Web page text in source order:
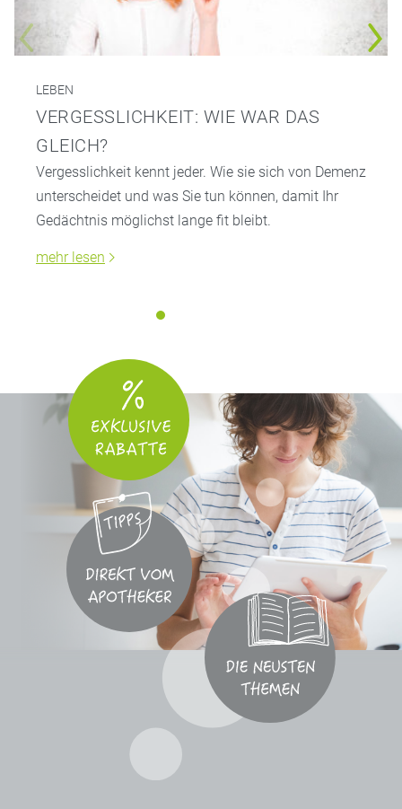
LEBEN
VERGESSLICHKEIT: WIE WAR DAS
GLEICH?
Vergesslichkeit kennt jeder. Wie sie sich von Demenz
unterscheidet und was Sie tun können, damit Ihr
Gedächtnis möglichst lange fit bleibt.
mehr lesen